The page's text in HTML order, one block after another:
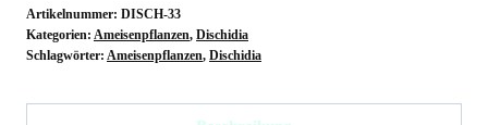
Artikelnummer: DISCH-33
Kategorien: Ameisenpflanzen, Dischidia
Schlagwörter: Ameisenpflanzen, Dischidia